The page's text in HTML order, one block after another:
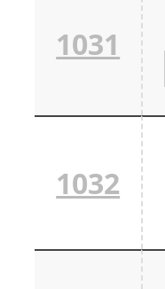
1031
1032